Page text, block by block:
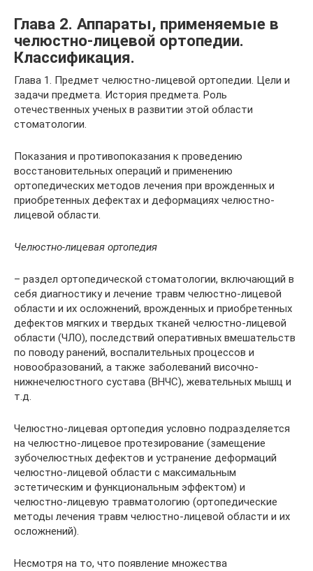
Глава 2. Аппараты, применяемые в
челюстно-лицевой ортопедии.
Классификация.
Глава 1. Предмет челюстно-лицевой ортопедии. Цели и
задачи предмета. История предмета. Роль
отечественных ученых в развитии этой области
стоматологии.
Показания и противопоказания к проведению
восстановительных операций и применению
ортопедических методов лечения при врожденных и
приобретенных дефектах и деформациях челюстно-
лицевой области.
Челюстно-лицевая ортопедия
– раздел ортопедической стоматологии, включающий в
себя диагностику и лечение травм челюстно-лицевой
области и их осложнений, врожденных и приобретенных
дефектов мягких и твердых тканей челюстно-лицевой
области (ЧЛО), последствий оперативных вмешательств
по поводу ранений, воспалительных процессов и
новообразований, а также заболеваний височно-
нижнечелюстного сустава (ВНЧС), жевательных мышц и
т.д.
Челюстно-лицевая ортопедия условно подразделяется
на челюстно-лицевое протезирование (замещение
зубочелюстных дефектов и устранение деформаций
челюстно-лицевой области с максимальным
эстетическим и функциональным эффектом) и
челюстно-лицевую травматологию (ортопедические
методы лечения травм челюстно-лицевой области и их
осложнений).
Несмотря на то, что появление множества